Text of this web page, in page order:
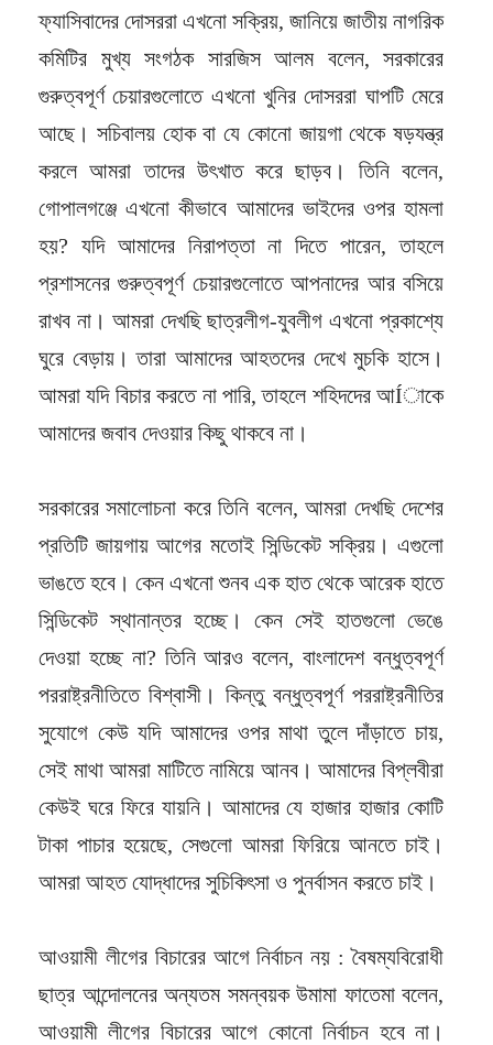
ফ্যাসিবাদের দোসররা এখনো সক্রিয়, জানিয়ে জাতীয় নাগরিক
কমিটির মুখ্য সংগঠক সারজিস আলম বলেন, সরকারের
গুরুত্বপূর্ণ চেয়ারগুলোতে এখনো খুনির দোসররা ঘাপটি মেরে
আছে। সচিবালয় হোক বা যে কোনো জায়গা থেকে ষড়যন্ত্র
করলে আমরা তাদের উৎখাত করে ছাড়ব। তিনি বলেন,
গোপালগঞ্জে এখনো কীভাবে আমাদের ভাইদের ওপর হামলা
হয়? যদি আমাদের নিরাপত্তা না দিতে পারেন, তাহলে
প্রশাসনের গুরুত্বপূর্ণ চেয়ারগুলোতে আপনাদের আর বসিয়ে
রাখব না। আমরা দেখছি ছাত্রলীগ-যুবলীগ এখনো প্রকাশ্যে
ঘুরে বেড়ায়। তারা আমাদের আহতদের দেখে মুচকি হাসে।
আমরা যদি বিচার করতে না পারি, তাহলে শহিদদের আÍাকে
আমাদের জবাব দেওয়ার কিছু থাকবে না।
সরকারের সমালোচনা করে তিনি বলেন, আমরা দেখছি দেশের
প্রতিটি জায়গায় আগের মতোই সিন্ডিকেট সক্রিয়। এগুলো
ভাঙতে হবে। কেন এখনো শুনব এক হাত থেকে আরেক হাতে
সিন্ডিকেট স্থানান্তর হচ্ছে। কেন সেই হাতগুলো ভেঙে
দেওয়া হচ্ছে না? তিনি আরও বলেন, বাংলাদেশ বন্ধুত্বপূর্ণ
পররাষ্ট্রনীতিতে বিশ্বাসী। কিন্তু বন্ধুত্বপূর্ণ পররাষ্ট্রনীতির
সুযোগে কেউ যদি আমাদের ওপর মাথা তুলে দাঁড়াতে চায়,
সেই মাথা আমরা মাটিতে নামিয়ে আনব। আমাদের বিপ্লবীরা
কেউই ঘরে ফিরে যায়নি। আমাদের যে হাজার হাজার কোটি
টাকা পাচার হয়েছে, সেগুলো আমরা ফিরিয়ে আনতে চাই।
আমরা আহত যোদ্ধাদের সুচিকিৎসা ও পুনর্বাসন করতে চাই।
আওয়ামী লীগের বিচারের আগে নির্বাচন নয় : বৈষম্যবিরোধী
ছাত্র আন্দোলনের অন্যতম সমন্বয়ক উমামা ফাতেমা বলেন,
আওয়ামী লীগের বিচারের আগে কোনো নির্বাচন হবে না।